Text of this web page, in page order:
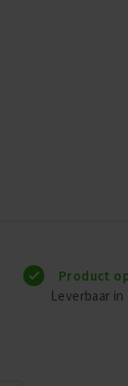
Product
Leverbaar